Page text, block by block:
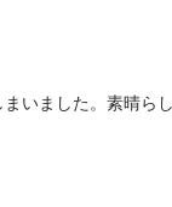
いました。素晴らし